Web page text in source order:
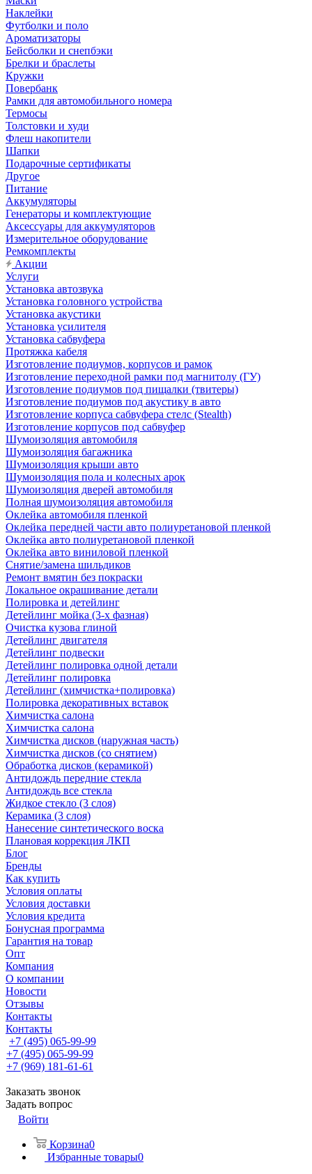
Наклейки
Футболки и поло
Ароматизаторы
Бейсболки и снепбэки
Брелки и браслеты
Кружки
Повербанк
Рамки для автомобильного номера
Термосы
Толстовки и худи
Флеш накопители
Шапки
Подарочные сертификаты
Другое
Питание
Аккумуляторы
Генераторы и комплектующие
Аксессуары для аккумуляторов
Измерительное оборудование
Ремкомплекты
Акции
Услуги
Установка автозвука
Установка головного устройства
Установка акустики
Установка усилителя
Установка сабвуфера
Протяжка кабеля
Изготовление подиумов, корпусов и рамок
Изготовление переходной рамки под магнитолу (ГУ)
Изготовление подиумов под пищалки (твитеры)
Изготовление подиумов под акустику в авто
Изготовление корпуса сабвуфера стелс (Stealth)
Изготовление корпусов под сабвуфер
Шумоизоляция автомобиля
Шумоизоляция багажника
Шумоизоляция крыши авто
Шумоизоляция пола и колесных арок
Шумоизоляция дверей автомобиля
Полная шумоизоляция автомобиля
Оклейка автомобиля пленкой
Оклейка передней части авто полиуретановой пленкой
Оклейка авто полиуретановой пленкой
Оклейка авто виниловой пленкой
Снятие/замена шильдиков
Ремонт вмятин без покраски
Локальное окрашивание детали
Полировка и детейлинг
Детейлинг мойка (3-х фазная)
Очистка кузова глиной
Детейлинг двигателя
Детейлинг подвески
Детейлинг полировка одной детали
Детейлинг полировка
Детейлинг (химчистка+полировка)
Полировка декоративных вставок
Химчистка салона
Химчистка салона
Химчистка дисков (наружная часть)
Химчистка дисков (со снятием)
Обработка дисков (керамикой)
Антидождь передние стекла
Антидождь все стекла
Жидкое стекло (3 слоя)
Керамика (3 слоя)
Нанесение синтетического воска
Плановая коррекция ЛКП
Блог
Бренды
Как купить
Условия оплаты
Условия доставки
Условия кредита
Бонусная программа
Гарантия на товар
Опт
Компания
О компании
Новости
Отзывы
Контакты
Контакты
+7 (495) 065-99-99
+7 (495) 065-99-99
+7 (969) 181-61-61
Заказать звонок
Задать вопрос
Войти
Корзина0
Избранные товары0